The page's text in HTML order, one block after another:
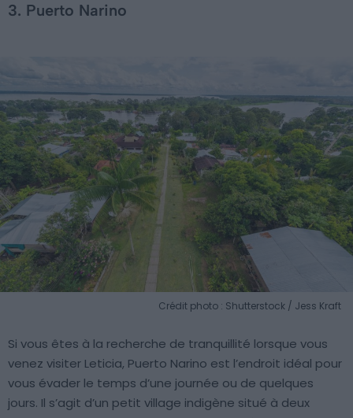
3. Puerto Narino
Crédit photo : Shutterstock / Jess Kraft
Si vous êtes à la recherche de tranquillité lorsque vous
venez visiter Leticia, Puerto Narino est l’endroit idéal pour
vous évader le temps d’une journée ou de quelques
jours. Il s’agit d’un petit village indigène situé à deux